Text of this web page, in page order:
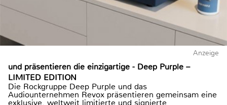
Anzeige
und präsentieren die einzigartige - Deep Purple –
LIMITED EDITION
Die Rockgruppe Deep Purple und das
Audiounternehmen Revox präsentieren gemeinsam eine
exklusive, weltweit limitierte und signierte